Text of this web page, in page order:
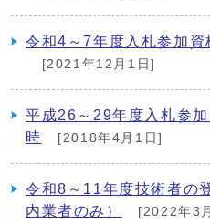
令和4～7年度入札参加
[2021年12月1日]
平成26～29年度入札参
時
[2018年4月1日]
令和8～11年度技術者の
内業者のみ）
[2022年3